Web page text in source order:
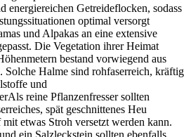
energiereichen Getreideflocken, sodass
optimal versorgt
und Alpakas an eine extensive
Die Vegetation ihrer Heimat
bestand vorwiegend aus
Solche Halme sind rohfaserreich, kräftig
und
reine Pflanzenfresser sollten
spät geschnittenes Heu
etwas Stroh versetzt werden kann.
ein Salzleckstein sollten ebenfalls